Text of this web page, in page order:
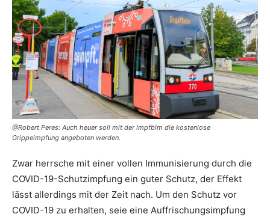
@Robert Peres: Auch heuer soll mit der Impfbim die kostenlose
Grippeimpfung angeboten werden.
Zwar herrsche mit einer vollen Immunisierung durch die
COVID-19-Schutzimpfung ein guter Schutz, der Effekt
lässt allerdings mit der Zeit nach. Um den Schutz vor
COVID-19 zu erhalten, seie eine Auffrischungsimpfung